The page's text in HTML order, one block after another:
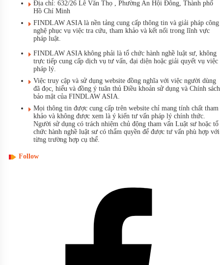
Địa chỉ: 632/26 Lê Văn Thọ , Phường An Hội Đông, Thành phố
Hồ Chí Minh
FINDLAW ASIA là nền tảng cung cấp thông tin và giải pháp công
nghệ phục vụ việc tra cứu, tham khảo và kết nối trong lĩnh vực
pháp luật.
FINDLAW ASIA không phải là tổ chức hành nghề luật sư, không
trực tiếp cung cấp dịch vụ tư vấn, đại diện hoặc giải quyết vụ việc
pháp lý.
Việc truy cập và sử dụng website đồng nghĩa với việc người dùng
đã đọc, hiểu và đồng ý tuân thủ Điều khoản sử dụng và Chính sách
bảo mật của FINDLAW ASIA.
Mọi thông tin được cung cấp trên website chỉ mang tính chất tham
khảo và không được xem là ý kiến tư vấn pháp lý chính thức.
Người sử dụng có trách nhiệm chủ động tham vấn Luật sư hoặc tổ
chức hành nghề luật sư có thẩm quyền để được tư vấn phù hợp với
từng trường hợp cụ thể.
Follow